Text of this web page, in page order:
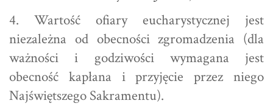
4. Wartość ofiary eucharystycznej jest
niezależna od obecności zgromadzenia (dla
ważności i godziwości wymagana jest
obecność kapłana i przyjęcie przez niego
Najświętszego Sakramentu).